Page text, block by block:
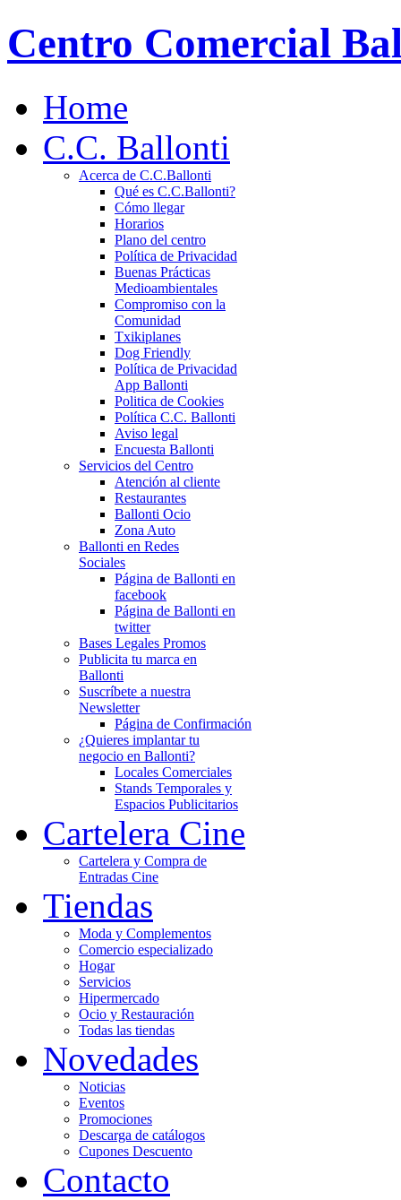
Centro Comercial
Home
C.C. Ballonti
Acerca de C.C.Ballonti
Qué es C.C.Ballonti?
Cómo llegar
Horarios
Plano del centro
Política de Privacidad
Buenas Prácticas
Medioambientales
Compromiso con la
Comunidad
Txikiplanes
Dog Friendly
Política de Privacidad
App Ballonti
Politica de Cookies
Política C.C. Ballonti
Aviso legal
Encuesta Ballonti
Servicios del Centro
Atención al cliente
Restaurantes
Ballonti Ocio
Zona Auto
Ballonti en Redes
Sociales
Página de Ballonti en
facebook
Página de Ballonti en
twitter
Bases Legales Promos
Publicita tu marca en
Ballonti
Suscríbete a nuestra
Newsletter
Página de Confirmación
¿Quieres implantar tu
negocio en Ballonti?
Locales Comerciales
Stands Temporales y
Espacios Publicitarios
Cartelera Cine
Cartelera y Compra de
Entradas Cine
Tiendas
Moda y Complementos
Comercio especializado
Hogar
Servicios
Hipermercado
Ocio y Restauración
Todas las tiendas
Novedades
Noticias
Eventos
Promociones
Descarga de catálogos
Cupones Descuento
Contacto